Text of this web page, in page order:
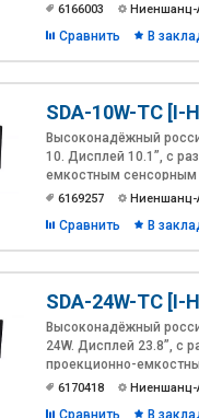
склейкой(Optical
алюминия и стекла.
Разработка и
6166003 Ниеншанц-
Сравнить В
SDA-10W-TC [I-
Высоконадёжный
10. Дисплей 10.1”, с
емкостным
антибликовым, антиУФ
6169257 Ниеншанц-
Сравнить В
SDA-24W-TC [I-
Высоконадёжный
24W. Дисплей 23.8”, с
проекционно-
м2 c антибликовым,
6170418 Ниеншанц-
Сравнить В